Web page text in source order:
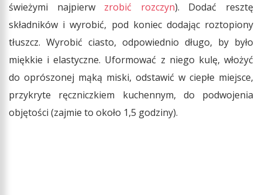
świeżymi najpierw zrobić rozczyn). Dodać resztę
składników i wyrobić, pod koniec dodając roztopiony
tłuszcz. Wyrobić ciasto, odpowiednio długo, by było
miękkie i elastyczne. Uformować z niego kulę, włożyć
do oprószonej mąką miski, odstawić w ciepłe miejsce,
przykryte ręczniczkiem kuchennym, do podwojenia
objętości (zajmie to około 1,5 godziny).